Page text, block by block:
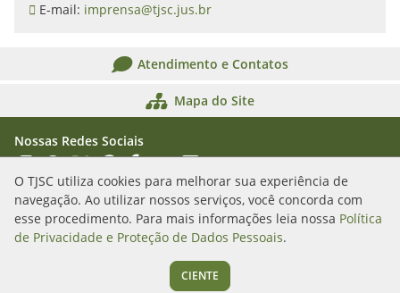
O TJSC utiliza cookies para melhorar sua experiência de
navegação. Ao utilizar nossos serviços, você concorda com
esse procedimento. Para mais informações leia nossa Política
de Privacidade e Proteção de Dados Pessoais.
CIENTE
E-mail: imprensa@tjsc.jus.br
Atendimento e Contatos
Mapa do Site
Nossas Redes Sociais
Acessar Instagram
Acessar WhatsApp
Acessar XAcessar Threads
Acessar Facebook
Acessar YouTube
Acessar Flickr
Acessar SoundCloud
Rua Álvaro Millen da Silveira, n. 208
Florianópolis/SC - CEP: 88020-901
Segunda a sexta das 12h às 19h